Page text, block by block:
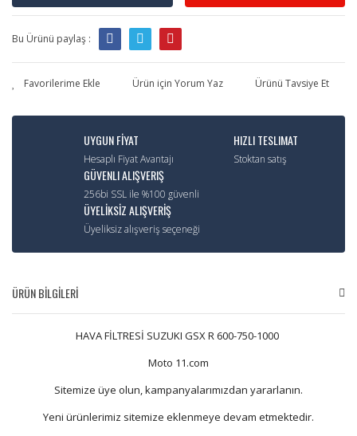
Bu Ürünü paylaş :
Ürün için Yorum Yaz Ürünü Tavsiye Et
UYGUN FİYAT
Hesaplı Fiyat Avantajı
HIZLI TESLIMAT
Stoktan satış
GÜVENLI ALIŞVERIŞ
256bi SSL ile %100 güvenli
ÜYELİKSİZ ALIŞVERİŞ
Üyeliksiz alışveriş seçeneği
ÜRÜN BİLGİLERİ
HAVA FİLTRESİ SUZUKI GSX R 600-750-1000
Moto 11.com
Sitemize üye olun, kampanyalarımızdan yararlanın.
Yeni ürünlerimiz sitemize eklenmeye devam etmektedir.